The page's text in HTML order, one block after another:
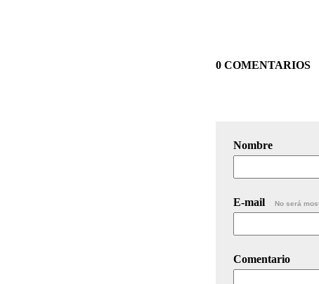
0 COMENTARIOS
Nombre
E-mail No será
Comentario